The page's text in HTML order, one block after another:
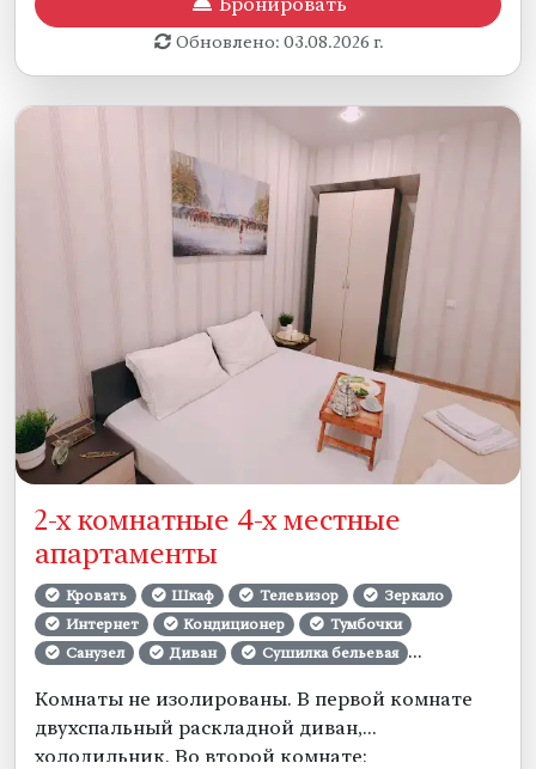
Обновлено: 03.08.2026 г.
2-х комнатные 4-х местные
апартаменты
Кровать Шкаф Телевизор
Зеркало
Интернет
Кондиционер
Тумбочки
Санузел
Диван
Сушилка бельевая
Уборка номеров
Смена белья
Комнаты не изолированы. В первой комнате
двухспальный раскладной диван,
холодильник. Во второй комнате: